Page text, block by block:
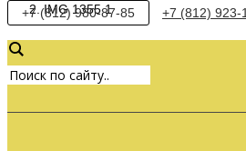
IMG 1355 1
+7 (812) 980-87-85 +7 (812) 923-